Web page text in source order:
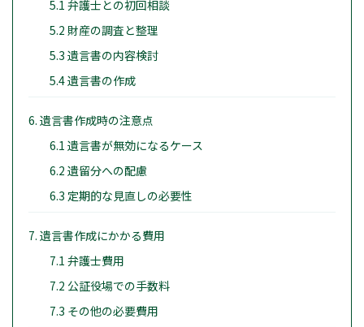
5.1 弁護士との初回相談
5.2 財産の調査と整理
5.3 遺言書の内容検討
5.4 遺言書の作成
6. 遺言書作成時の注意点
6.1 遺言書が無効になるケース
6.2 遺留分への配慮
6.3 定期的な見直しの必要性
7. 遺言書作成にかかる費用
7.1 弁護士費用
7.2 公証役場での手数料
7.3 その他の必要費用